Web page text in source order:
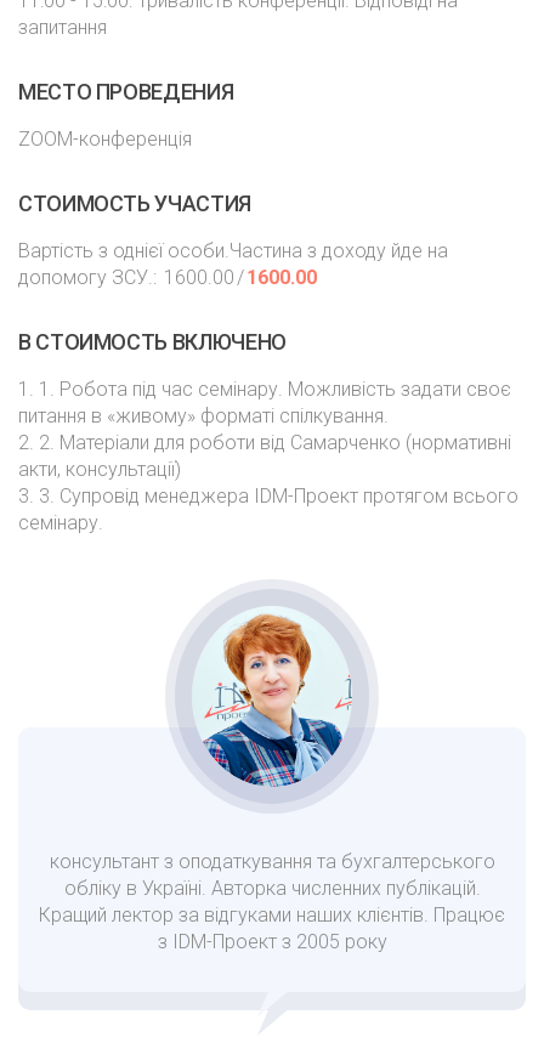
запитання
МЕСТО ПРОВЕДЕНИЯ
ZOOM-конференція
СТОИМОСТЬ УЧАСТИЯ
Вартість з однієї особи.Частина з доходу йде на
допомогу ЗСУ.: 1600.00/1600.00
В СТОИМОСТЬ ВКЛЮЧЕНО
1. 1. Робота під час семінару. Можливість задати своє
питання в «живому» форматі спілкування.
2. 2. Матеріали для роботи від Самарченко (нормативні
акти, консультації)
3. 3. Супровід менеджера IDM-Проект протягом всього
семінару.
консультант з оподаткування та бухгалтерського
обліку в Україні. Авторка численних публікацій.
Кращий лектор за відгуками наших клієнтів. Працює
з IDM-Проект з 2005 року